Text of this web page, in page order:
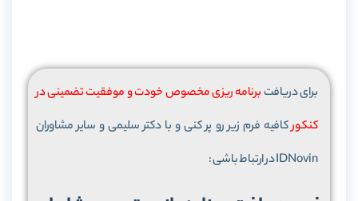
برای دریافتبرنامه ریزی مخصوص خودت و موفقیت تضمینی در
کنکورکافیه فرم زیر رو پر کنی و با دکتر سلیمی و سایر مشاوران
IDNovin در ارتباط باشی :